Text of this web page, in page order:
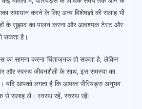
समाधान करने के लिए अन्य विशेषज्ञों की सलाह भी
के सुझाव का पालन करना और आवश्यक टेस्ट और
सकता है।
का सामना करना चिंताजनक हो सकता है, लेकिन
और स्वस्थ जीवनशैली के साथ, इस समस्या का
यदि आपको लगता है कि आपका पीरियड्स अनुभव
से सलाह लें। स्वस्थ रहें, स्वस्थ रहें!